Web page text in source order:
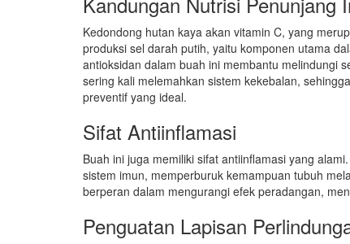
Kedondong hutan kaya akan vitamin C, yang
produksi sel darah putih, yaitu komponen utama
antioksidan dalam buah ini membantu melindungi
sering kali melemahkan sistem kekebalan,
preventif yang ideal.
Sifat Antiinflamasi
Buah ini juga memiliki sifat antiinflamasi yang
sistem imun, memperburuk kemampuan tubuh
berperan dalam mengurangi efek peradangan,
Penguatan Lapisan